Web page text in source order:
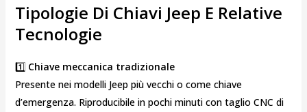
Tipologie Di Chiavi Jeep E Relative
Tecnologie
1️⃣ Chiave meccanica tradizionale
Presente nei modelli Jeep più vecchi o come chiave
d’emergenza. Riproducibile in pochi minuti con taglio CNC di